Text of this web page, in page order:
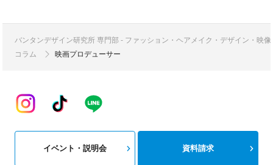
バンタンデザイン研究所 専門部 - ファッション・ヘアメイク・デザイン・映
コラム
映画プロデューサー
イベント・説明会 資料請求